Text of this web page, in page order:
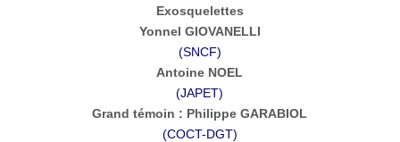
Exosquelettes
Yonnel GIOVANELLI
(SNCF)
Antoine NOEL
(JAPET)
Grand témoin : Philippe GARABIOL
(COCT-DGT)